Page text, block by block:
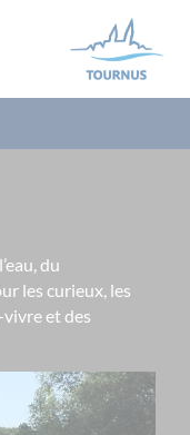
du
les curieux, les
et des